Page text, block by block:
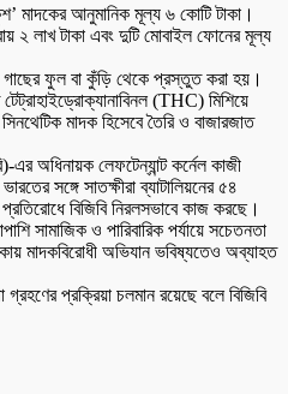
মাদকের আনুমানিক মূল্য ৬ কোটি টাকা।
২ লাখ টাকা এবং দুটি মোবাইল ফোনের মূল্য
গাছের ফুল বা কুঁড়ি থেকে প্রস্তুত করা হয়।
(THC) মিশিয়ে
মাদক হিসেবে তৈরি ও বাজারজাত
এর অধিনায়ক লেফটেন্যান্ট কর্নেল কাজী
সঙ্গে সাতক্ষীরা ব্যাটালিয়নের ৫৪
বিজিবি নিরলসভাবে কাজ করছে।
সামাজিক ও পারিবারিক পর্যায়ে সচেতনতা
মাদকবিরোধী অভিযান ভবিষ্যতেও অব্যাহত
প্রক্রিয়া চলমান রয়েছে বলে বিজিবি